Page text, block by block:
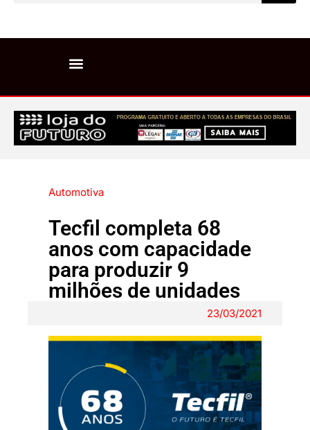
Automotiva
Tecfil completa 68
anos com capacidade
para produzir 9
milhões de unidades
23/03/2021